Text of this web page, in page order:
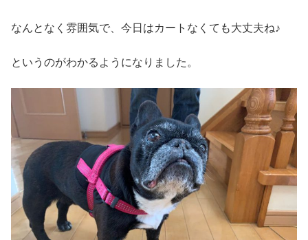
なんとなく雰囲気で、今日はカートなくても大丈夫ね♪
というのがわかるようになりました。